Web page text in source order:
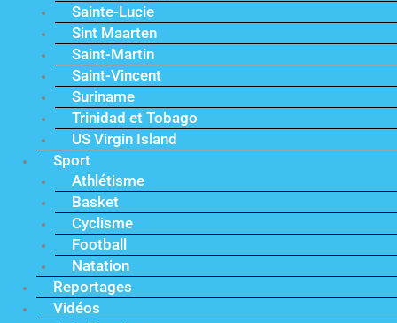
Sainte-Lucie
Sint Maarten
Saint-Martin
Saint-Vincent
Suriname
Trinidad et Tobago
US Virgin Island
Sport
Athlétisme
Basket
Cyclisme
Football
Natation
Reportages
Vidéos